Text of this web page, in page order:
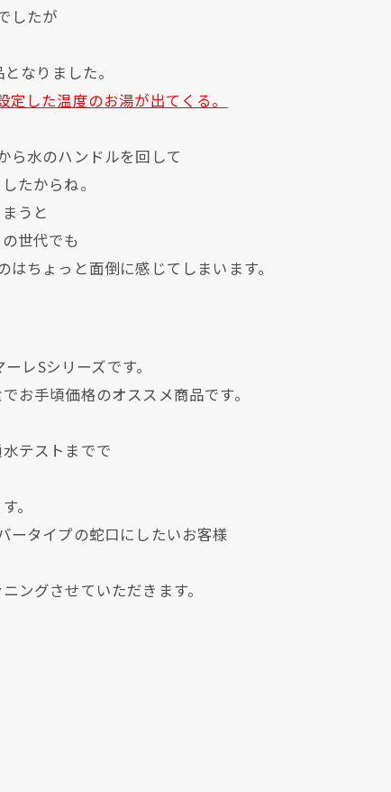
したが
なりました。
した温度のお湯が出てくる。
ら水のハンドルを回して
たからね。
うと
世代でも
ちょっと面倒に感じてしまいます。
レSシリーズです。
お手頃価格のオススメ商品です。
テストまでで
。
ータイプの蛇口にしたいお客様
ングさせていただきます。
現在、新聞に入っている折込チラシです。
現在、新聞に入っている折込チラシです。